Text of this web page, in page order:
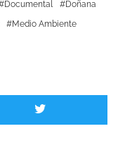
Documental
Doñana
Medio Ambiente